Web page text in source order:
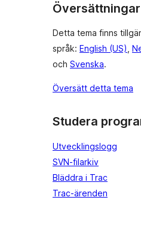
Översättningar
Detta tema finns
språk: English (US)
och Svenska.
Översätt detta tema
Studera
Utvecklingslogg
SVN-filarkiv
Bläddra i Trac
Trac-ärenden